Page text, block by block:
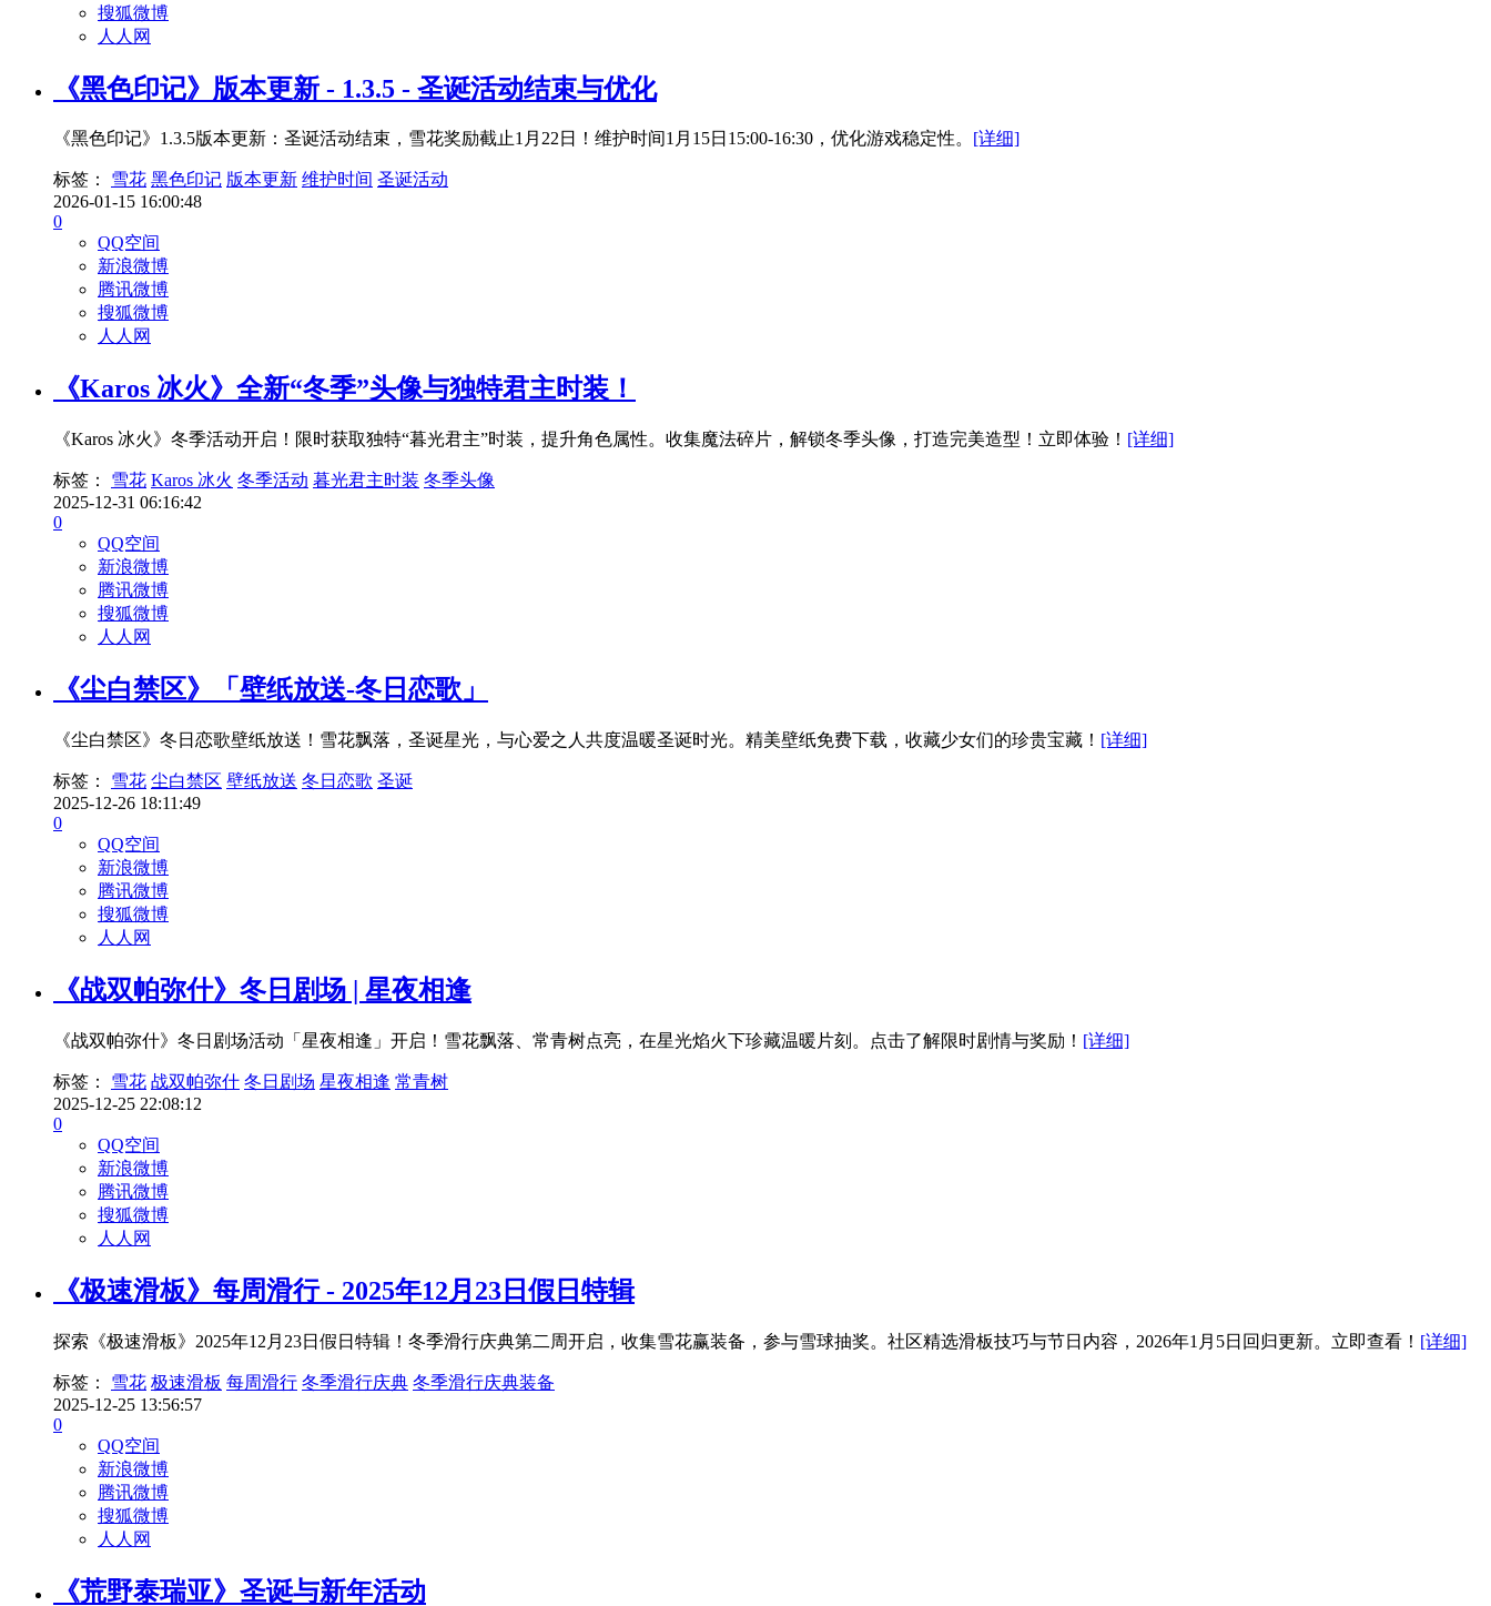
搜狐微博
人人网
《黑色印记》版本更新 - 1.3.5 - 圣诞活动结束与优化
《黑色印记》1.3.5版本更新：圣诞活动结束，雪花奖励截止1月22日！维护时间1月15日15:00-16:30，优化游戏稳定性。 [详细]
标签： 雪花 黑色印记 版本更新 维护时间 圣诞活动
2026-01-15 16:00:48
0
QQ空间
新浪微博
腾讯微博
搜狐微博
人人网
《Karos 冰火》全新“冬季”头像与独特君主时装！
《Karos 冰火》冬季活动开启！限时获取独特“暮光君主”时装，提升角色属性。收集魔法碎片，解锁冬季头像，打造完美造型！立即体验！ [详细]
标签： 雪花 Karos 冰火 冬季活动 暮光君主时装 冬季头像
2025-12-31 06:16:42
0
QQ空间
新浪微博
腾讯微博
搜狐微博
人人网
《尘白禁区》「壁纸放送-冬日恋歌」
《尘白禁区》冬日恋歌壁纸放送！雪花飘落，圣诞星光，与心爱之人共度温暖圣诞时光。精美壁纸免费下载，收藏少女们的珍贵宝藏！ [详细]
标签： 雪花 尘白禁区 壁纸放送 冬日恋歌 圣诞
2025-12-26 18:11:49
0
QQ空间
新浪微博
腾讯微博
搜狐微博
人人网
《战双帕弥什》冬日剧场 | 星夜相逢
《战双帕弥什》冬日剧场活动「星夜相逢」开启！雪花飘落、常青树点亮，在星光焰火下珍藏温暖片刻。点击了解限时剧情与奖励！ [详细]
标签： 雪花 战双帕弥什 冬日剧场 星夜相逢 常青树
2025-12-25 22:08:12
0
QQ空间
新浪微博
腾讯微博
搜狐微博
人人网
《极速滑板》每周滑行 - 2025年12月23日假日特辑
探索《极速滑板》2025年12月23日假日特辑！冬季滑行庆典第二周开启，收集雪花赢装备，参与雪球抽奖。社区精选滑板技巧与节日内容，2026年1月5日回归更新。立即查看！ [详细]
标签： 雪花 极速滑板 每周滑行 冬季滑行庆典 冬季滑行庆典装备
2025-12-25 13:56:57
0
QQ空间
新浪微博
腾讯微博
搜狐微博
人人网
《荒野泰瑞亚》圣诞与新年活动